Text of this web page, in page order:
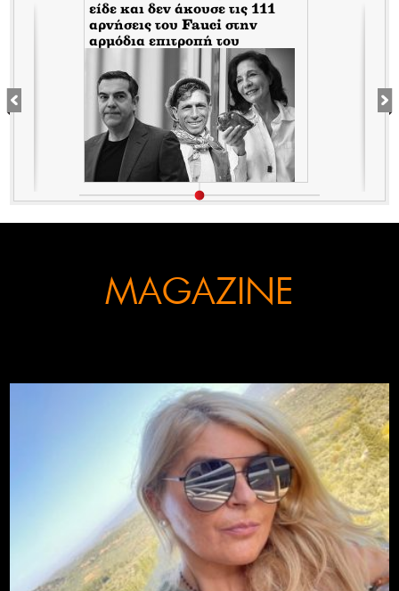
είδε και δεν άκουσε τις 111
αρνήσεις του Fauci στην
αρμόδια επιτροπή του
Κογκρέσου. Δείτε γιατί!
MAGAZINE